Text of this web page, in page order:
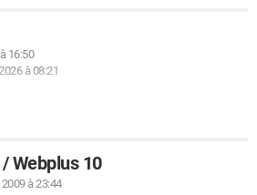
16:50
à 08:21
Webplus 10
à 23:44